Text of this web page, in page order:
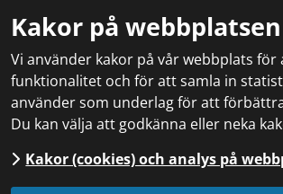
Kakor på webbplatsen
Vi använder kakor på vår webbplats för
funktionalitet och för att samla in
använder som underlag för att
Du kan välja att godkänna eller neka
Kakor (cookies) och analys på